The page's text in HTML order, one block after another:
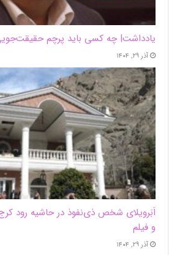
یادداشت| ‌چه کسی باید پرچم
آذر ۲۹, ۱۴۰۴
اَبَر‌ویلای شخص ذی‌نفوذ در حاشیه‌ رود
و فیلم
آذر ۲۹, ۱۴۰۴